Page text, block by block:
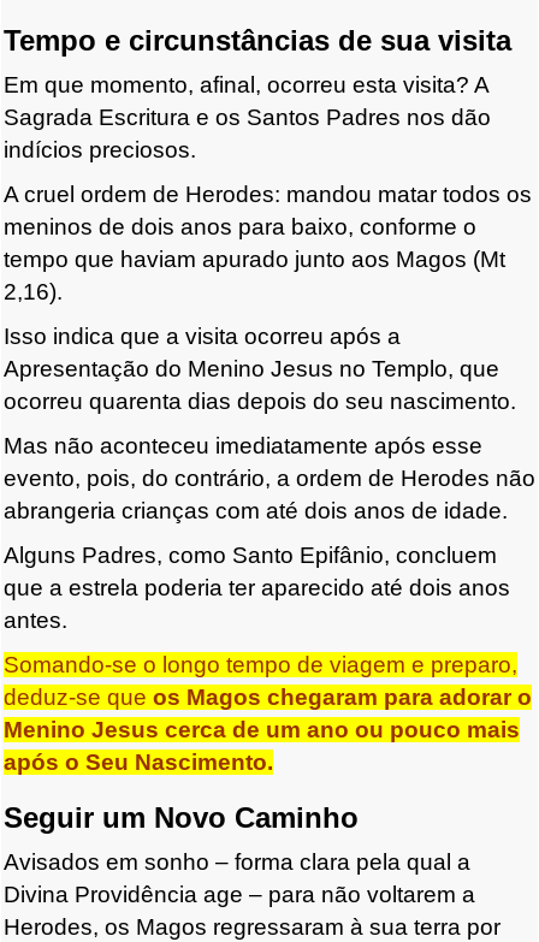
Tempo e circunstâncias de sua visita
Em que momento, afinal, ocorreu esta visita? A
Sagrada Escritura e os Santos Padres nos dão
indícios preciosos.
A cruel ordem de Herodes: mandou matar todos os
meninos de dois anos para baixo, conforme o
tempo que haviam apurado junto aos Magos (Mt
2,16).
Isso indica que a visita ocorreu após a
Apresentação do Menino Jesus no Templo, que
ocorreu quarenta dias depois do seu nascimento.
Mas não aconteceu imediatamente após esse
evento, pois, do contrário, a ordem de Herodes não
abrangeria crianças com até dois anos de idade.
Alguns Padres, como Santo Epifânio, concluem
que a estrela poderia ter aparecido até dois anos
antes.
Somando-se o longo tempo de viagem e preparo,
deduz-se que os Magos chegaram para adorar o
Menino Jesus cerca de um ano ou pouco mais
após o Seu Nascimento.
Seguir um Novo Caminho
Avisados em sonho – forma clara pela qual a
Divina Providência age – para não voltarem a
Herodes, os Magos regressaram à sua terra por